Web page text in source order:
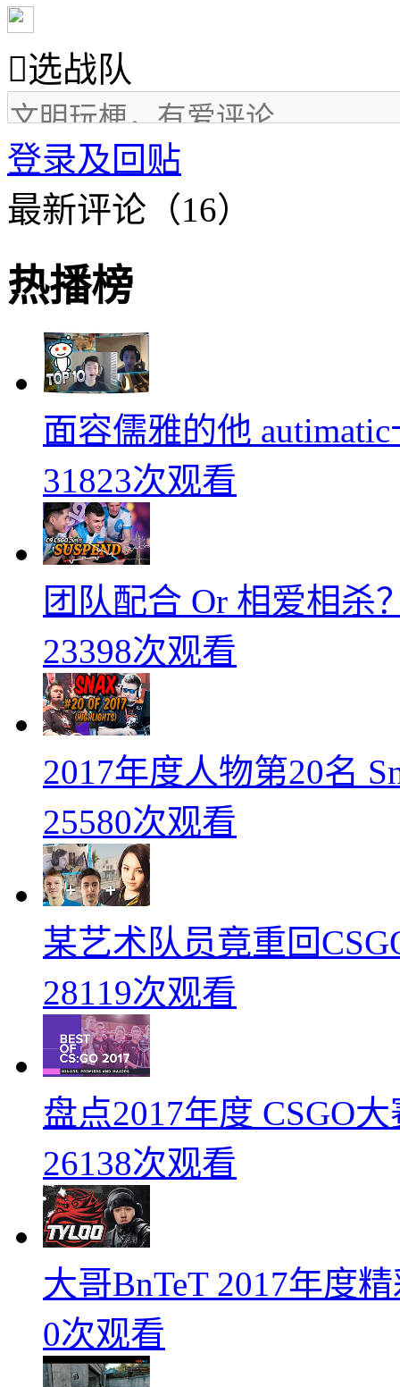
选战队
登录及回贴
最新评论（16）
热播榜
面容儒雅的他
31823次观看
团队配合 Or 相爱相杀
23398次观看
2017年度人物第20名
25580次观看
某艺术队员竟重回
28119次观看
盘点2017年度 CSGO
26138次观看
大哥BnTeT 2017年度
0次观看